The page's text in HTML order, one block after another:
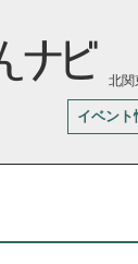
北関
イベント